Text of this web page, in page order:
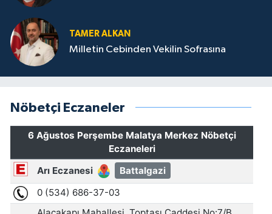
TAMER ALKAN
Milletin Cebinden Vekilin Sofrasına
Nöbetçi Eczaneler